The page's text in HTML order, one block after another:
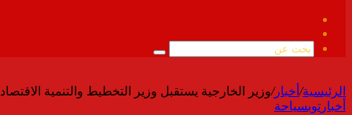
الموقع
بحث
الرئيسية/ أخبار/وزير الخارجية يستقبل وزير التخطيط والتنمية
أخبار توبسياحة